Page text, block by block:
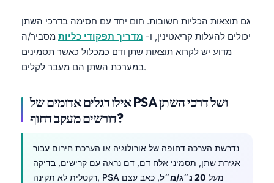
גם תוצאות הכליות חשובות. חום יחד עם חסימה בדרכי השתן
יכולים להעלות קריאטינין, ו- מדריך תפקודי כליות מסביר/ה
מדוע יש לקרוא תוצאות שתן ודם כמכלול כאשר תסמינים
במערכת השתן הם מעבר לקלים.
אילו דגלים אדומים של PSA ושל דרכי השתן
דורשים מעקב דחוף?
נדרשת הערכה דחופה של אורולוגיה או הערכת חירום עבור
אגירת שתן, תסמיני אלח דם, דם נראה עם קרישים, בדיקה
רקטלית לא תקינה, PSA מעל 20 נ״ג/מ״ל
, כאב עצם
Íslenska
Српски језик
Eesti
日本語
Čeština